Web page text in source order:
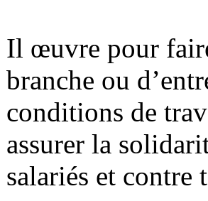
Il œuvre pour
branche ou
conditions de
assurer la
salariés et contre